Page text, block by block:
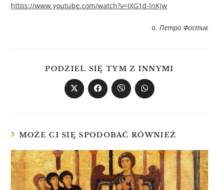
https://www.youtube.com/watch?v=IXG1d-lnKjw
о. Петро Фостик
PODZIEL SIĘ TYM Z INNYMI
MOŻE CI SIĘ SPODOBAĆ RÓWNIEŻ